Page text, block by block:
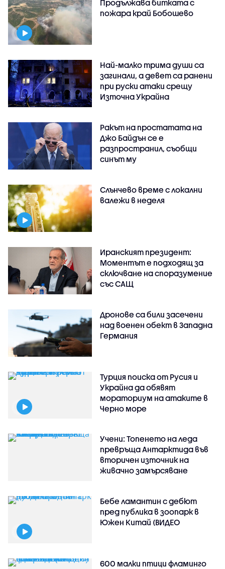
Продължава битката с
пожара край Бобошево
Най-малко трима души са
загинали, а девет са ранени
при руски атаки срещу
Източна Украйна
Ракът на простатата на
Джо Байдън се е
разпространил, съобщи
синът му
Слънчево време с локални
валежи в неделя
Иранският президент:
Моментът е подходящ за
сключване на споразумение
със САЩ
Дронове са били засечени
над военен обект в Западна
Германия
Турция поиска от Русия и
Украйна да обявят
мораториум на атаките в
Черно море
Учени: Топенето на леда
превръща Антарктида във
вторичен източник на
живачно замърсяване
Бебе ламантин с дебют
пред публика в зоопарк в
Южен Китай (ВИДЕО
600 малки птици фламинго